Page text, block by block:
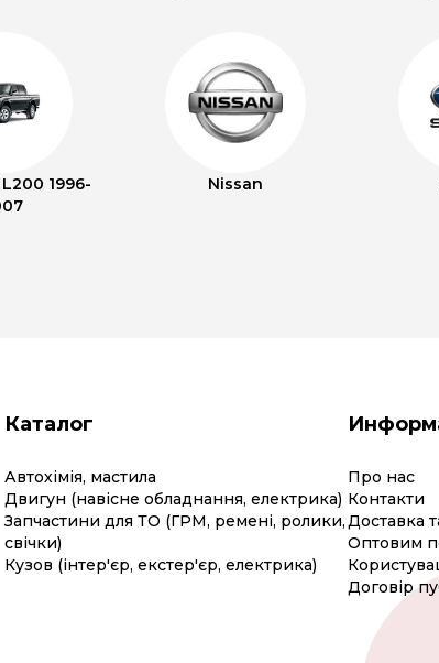
1996-
Nissan
Каталог
Автохімія, мастила
Двигун (навісне обладнання, електрика)
Запчастини для ТО (ГРМ, ремені, ролики,
свічки)
Кузов (інтер'єр, екстер'єр, електрика)
Про нас
Контакти
Доставка
Оптовим
Договір